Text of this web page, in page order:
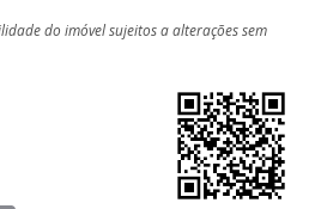
do imóvel sujeitos a alterações sem